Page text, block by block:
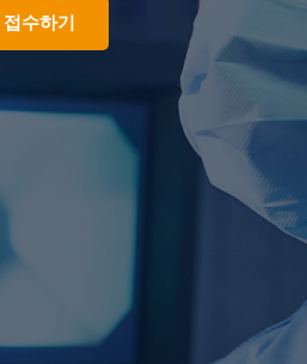
접수하기